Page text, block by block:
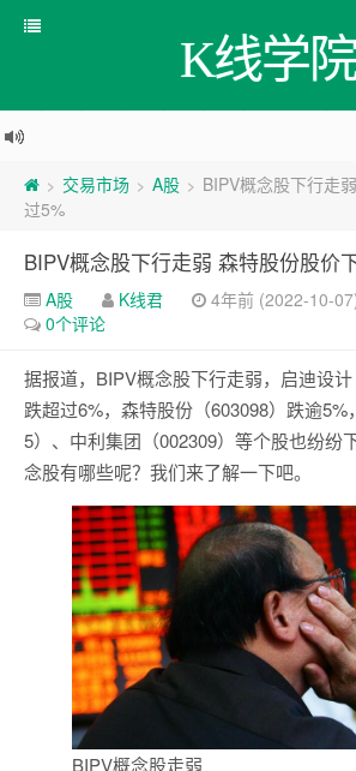
K线学院
> 交易市场 > A股 > BIPV概念股下行走
过5%
BIPV概念股下行走弱 森特股份股价
A股 K线君 4年前 (2022-10-
0个评论
据报道，BIPV概念股下行走弱，启迪设
跌超过6%，森特股份（603098）跌逾5%
5）、中利集团（002309）等个股也纷纷
念股有哪些呢？我们来了解一下吧。
BIPV概念股走弱